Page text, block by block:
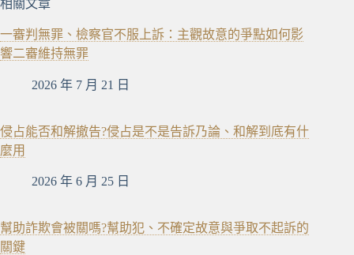
相關文章
一審判無罪、檢察官不服上訴：主觀故意的爭點如何影
響二審維持無罪
2026 年 7 月 21 日
侵占能否和解撤告?侵占是不是告訴乃論、和解到底有什
麼用
2026 年 6 月 25 日
幫助詐欺會被關嗎?幫助犯、不確定故意與爭取不起訴的
關鍵